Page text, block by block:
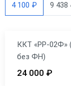
4 100 ₽ 9 438
ККТ «РР-02Ф»
без ФН)
24 000 ₽